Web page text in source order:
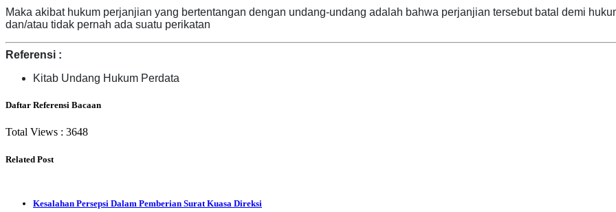
Maka akibat hukum perjanjian yang bertentangan dengan undang-undang adalah bahwa perjanjian tersebut batal demi
dan/atau tidak pernah ada suatu perikatan
Referensi :
Kitab Undang Hukum Perdata
Daftar Referensi Bacaan
Total Views : 3648
Related Post
Kesalahan Persepsi Dalam Pemberian Surat Kuasa Direksi